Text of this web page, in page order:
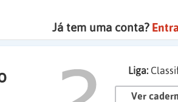
Já tem uma conta?
Liga:
Ver